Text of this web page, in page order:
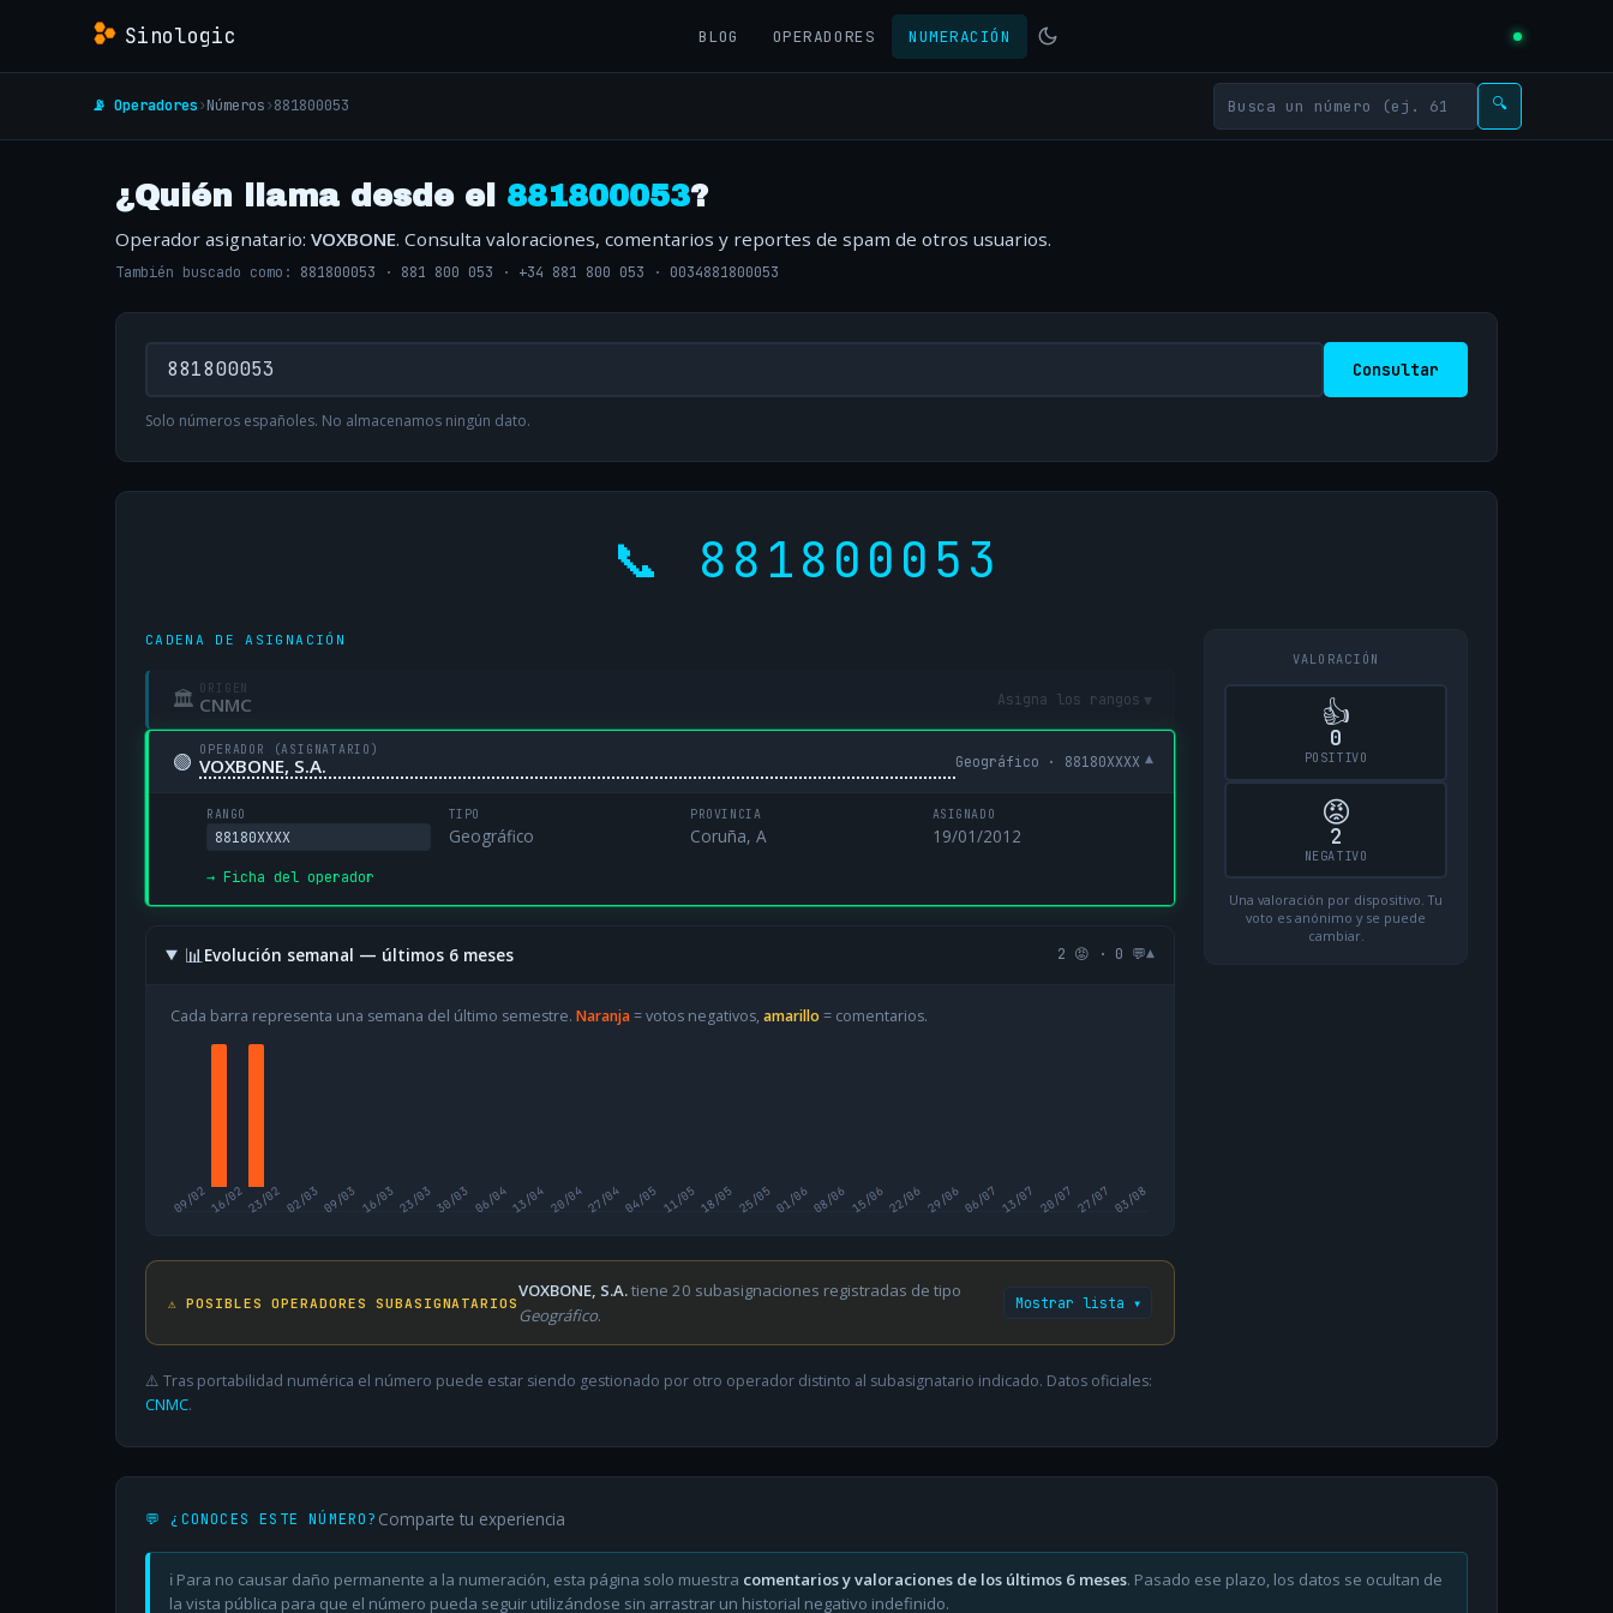
Sinologic BLOG OPERADORES NUMERACIÓN
📡 Operadores›Números›881800053 🔍
¿Quién llama desde el 881800053?
Operador asignatario: VOXBONE. Consulta valoraciones, comentarios y reportes de spam de otros usuarios.
También buscado como: 881800053 · 881 800 053 · +34 881 800 053 · 0034881800053
Consultar
Solo números españoles. No almacenamos ningún dato.
📞 881800053
CADENA DE ASIGNACIÓN
🏛 ORIGEN
CNMC Asigna los rangos ▾
🟢 OPERADOR (ASIGNATARIO)
VOXBONE, S.A. Geográfico · 88180XXXX ▾
RANGO
88180XXXX
TIPO
Geográfico
PROVINCIA
Coruña, A
ASIGNADO
19/01/2012
→ Ficha del operador
📊Evolución semanal — últimos 6 meses 2 😡 · 0 💬▾
Cada barra representa una semana del último semestre. Naranja= votos negativos, amarillo = comentarios.
09/0216/0223/02 02/03 09/03 16/03 23/03 30/03 06/0413/04 20/0427/0404/05 11/0518/05 25/0501/0608/06 15/0622/06 29/0606/07 13/07 20/07 27/07 03/08
⚠️ POSIBLES OPERADORES SUBASIGNATARIOS
VOXBONE, S.A.tiene 20 subasignaciones registradas de tipo
Geográfico.
Mostrar lista ▾
⚠️ Tras portabilidad numérica el número puede estar siendo gestionado por otro operador distinto al subasignatario indicado. Datos oficiales:
CNMC.
VALORACIÓN
👍
0
POSITIVO
😡
2
NEGATIVO
Una valoración por dispositivo. Tu
voto es anónimo y se puede
cambiar.
💬 ¿CONOCES ESTE NÚMERO? Comparte tu experiencia
ℹ️ Para no causar daño permanente a la numeración, esta página solo muestra comentarios y valoraciones de los últimos 6 meses. Pasado ese plazo, los datos se ocultan de
la vista pública para que el número pueda seguir utilizándose sin arrastrar un historial negativo indefinido.